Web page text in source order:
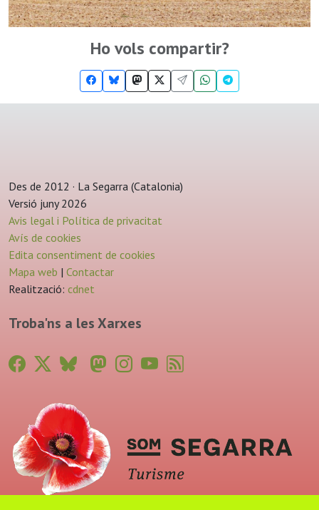
Ho vols compartir?
Des de 2012 · La Segarra (Catalonia)
Versió juny 2026
Avis legal i Política de privacitat
Avís de cookies
Edita consentiment de cookies
Mapa web | Contactar
Realització: cdnet
Troba'ns a les Xarxes